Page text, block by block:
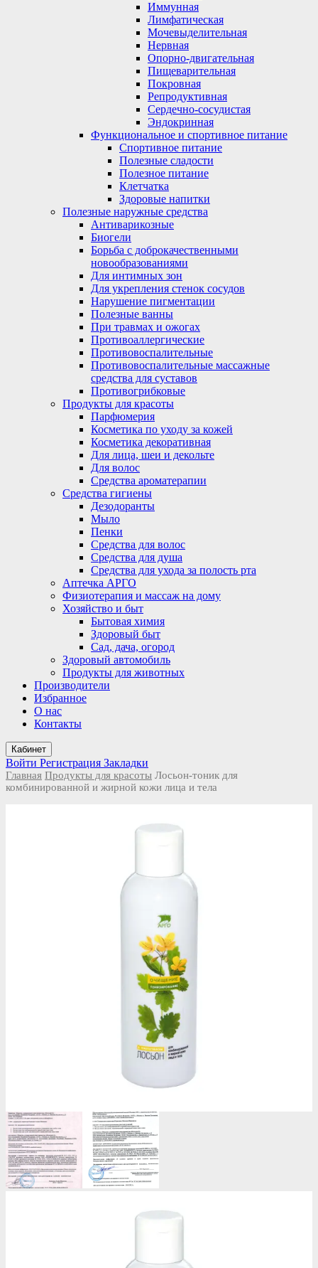
Иммунная
Лимфатическая
Мочевыделительная
Нервная
Опорно-двигательная
Пищеварительная
Покровная
Репродуктивная
Сердечно-сосудистая
Эндокринная
Функциональное и спортивное питание
Спортивное питание
Полезные сладости
Полезное питание
Клетчатка
Здоровые напитки
Полезные наружные средства
Антиварикозные
Биогели
Борьба с доброкачественными
новообразованиями
Для интимных зон
Для укрепления стенок сосудов
Нарушение пигментации
Полезные ванны
При травмах и ожогах
Противоаллергические
Противовоспалительные
Противовоспалительные массажные
средства для суставов
Противогрибковые
Продукты для красоты
Парфюмерия
Косметика по уходу за кожей
Косметика декоративная
Для лица, шеи и декольте
Для волос
Средства ароматерапии
Средства гигиены
Дезодоранты
Мыло
Пенки
Средства для волос
Средства для душа
Средства для ухода за полость рта
Аптечка АРГО
Физиотерапия и массаж на дому
Хозяйство и быт
Бытовая химия
Здоровый быт
Сад, дача, огород
Здоровый автомобиль
Продукты для животных
Производители
Избранное
О нас
Контакты
Кабинет
Войти Регистрация Закладки
Главная Продукты для красоты Лосьон-тоник для
комбинированной и жирной кожи лица и тела